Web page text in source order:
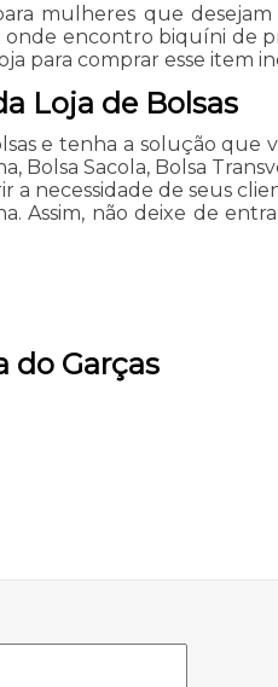
mulheres que desejam
onde encontro biquíni de
para comprar esse item
Loja de Bolsas
e tenha a solução que
Bolsa Sacola, Bolsa
a necessidade de seus
Assim, não deixe de
do Garças